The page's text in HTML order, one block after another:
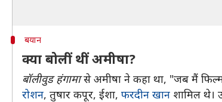
बयान
क्या बोलीं थीं अमीषा?
बॉलीवुड हंगामासे अमीषा ने कहा था, "जब मैं फिल्म
रोशन, तुषार कपूर, ईशा, फरदीन खान शामिल थे।